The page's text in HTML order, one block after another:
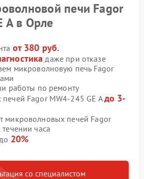
печи Fagor
A в Орле
от 380 руб.
даже при отказе
микроволновую печь Fagor
работы по ремонту
Fagor MW4-245 GE Aдо 3-
микроволновых печей Fagor
часа
20%
со специалистом